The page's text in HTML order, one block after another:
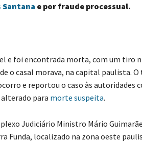
Santana e por fraude processual.
e foi encontrada morta, com um tiro
o casal morava, na capital paulista.
e reportou o caso às autoridades
para morte suspeita.
Judiciário Ministro Mário
Funda, localizado na zona oeste